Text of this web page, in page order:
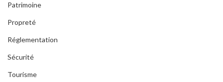
Patrimoine
Propreté
Réglementation
Sécurité
Tourisme